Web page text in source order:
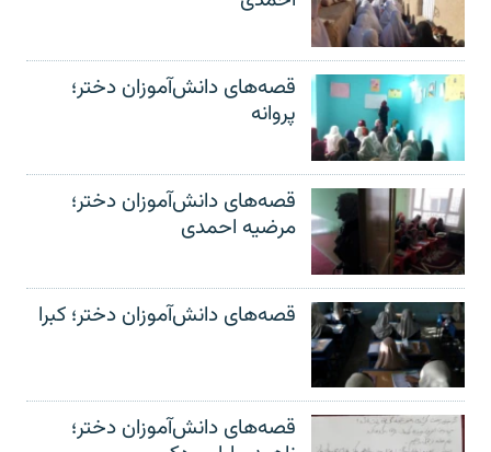
قصه‌های دانش‌آموزان دختر؛
پروانه
قصه‌های دانش‌آموزان دختر؛
مرضیه احمدی
قصه‌های دانش‌آموزان دختر؛ کبرا
قصه‌های دانش‌آموزان دختر؛